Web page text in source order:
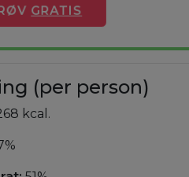
GRATIS
(per person)
kcal.